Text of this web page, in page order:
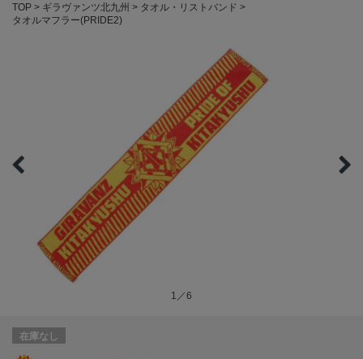
TOP ギラヴァンツ北九州
タオル・リストバンド
タオルマフラー(PRIDE2)
1／6
在庫なし